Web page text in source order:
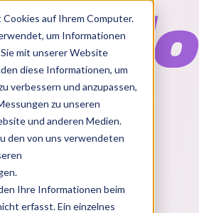
auf Ihrem Computer.
um Informationen
mit unserer Website
diese Informationen, um
verbessern und anzupassen,
zu unseren
und anderen Medien.
den von uns verwendeten
Ihre Informationen beim
erfasst. Ein einzelnes
CodesPakete